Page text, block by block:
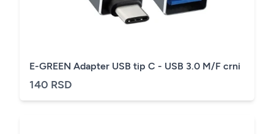
E-GREEN Adapter USB tip C - USB 3.0 M/F crni
140 RSD